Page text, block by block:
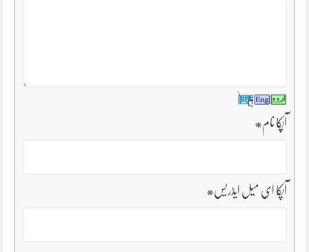
آپکا نام*
آپکا ای میل ایڈریس*